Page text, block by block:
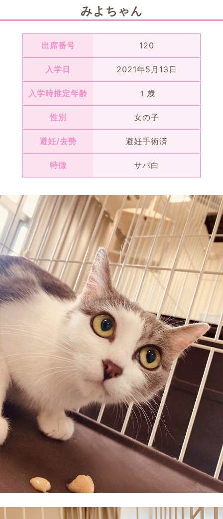
みよちゃん
出席番号 120
入学日 2021年5月13日
入学時推定年齢 １歳
性別 女の子
避妊/去勢 避妊手術済
特徴 サバ白